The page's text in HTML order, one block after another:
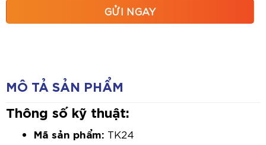
MÔ TẢ SẢN PHẨM
Thông số kỹ thuật:
Mã sản phẩm: TK24